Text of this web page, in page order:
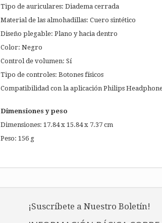
Tipo de auriculares: Diadema cerrada
Material de las almohadillas: Cuero sintético
Diseño plegable: Plano y hacia dentro
Color: Negro
Control de volumen: Sí
Tipo de controles: Botones físicos
Compatibilidad con la aplicación Philips
Dimensiones y peso
Dimensiones: 17.84 x 15.84 x 7.37 cm
Peso: 156 g
¡Suscríbete a Nuestro Boletín!